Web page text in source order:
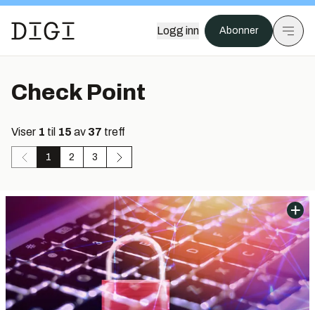
Logg inn Abonner
Check Point
Viser 1 til 15 av 37 treff
1 2 3